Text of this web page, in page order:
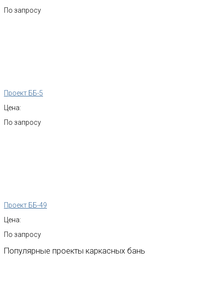
По запросу
Проект ББ-5
Цена:
По запросу
Проект ББ-49
Цена:
По запросу
Популярные проекты каркасных бань